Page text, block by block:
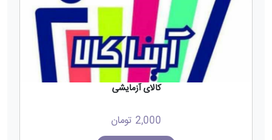
کالای آزمایشی
2,000 تومان